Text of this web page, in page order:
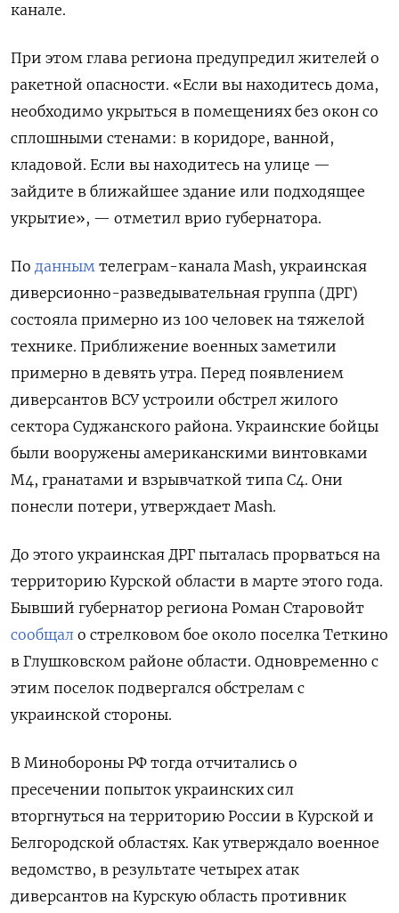
канале.
При этом глава региона предупредил жителей о
ракетной опасности. «Если вы находитесь дома,
необходимо укрыться в помещениях без окон со
сплошными стенами: в коридоре, ванной,
кладовой. Если вы находитесь на улице —
зайдите в ближайшее здание или подходящее
укрытие», — отметил врио губернатора.
По данным телеграм-канала Mash, украинская
диверсионно-разведывательная группа (ДРГ)
состояла примерно из 100 человек на тяжелой
технике. Приближение военных заметили
примерно в девять утра. Перед появлением
диверсантов ВСУ устроили обстрел жилого
сектора Суджанского района. Украинские бойцы
были вооружены американскими винтовками
М4, гранатами и взрывчаткой типа С4. Они
понесли потери, утверждает Mash.
До этого украинская ДРГ пыталась прорваться на
территорию Курской области в марте этого года.
Бывший губернатор региона Роман Старовойт
сообщал о стрелковом бое около поселка Теткино
в Глушковском районе области. Одновременно с
этим поселок подвергался обстрелам с
украинской стороны.
В Минобороны РФ тогда отчитались о
пресечении попыток украинских сил
вторгнуться на территорию России в Курской и
Белгородской областях. Как утверждало военное
ведомство, в результате четырех атак
диверсантов на Курскую область противник